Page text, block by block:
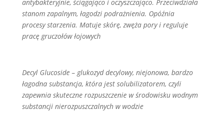
antybakteryjnie, ściągająco i oczyszczająco. Przeciwdziała
stanom zapalnym, łagodzi podrażnienia. Opóźnia
procesy starzenia. Matuje skórę, zwęża pory i reguluje
pracę gruczołów łojowych
Decyl Glucoside – glukozyd decylowy, niejonowa, bardzo
łagodna substancja, która jest solubilizatorem, czyli
zapewnia skuteczne rozpuszczenie w środowisku wodnym
substancji nierozpuszczalnych w wodzie